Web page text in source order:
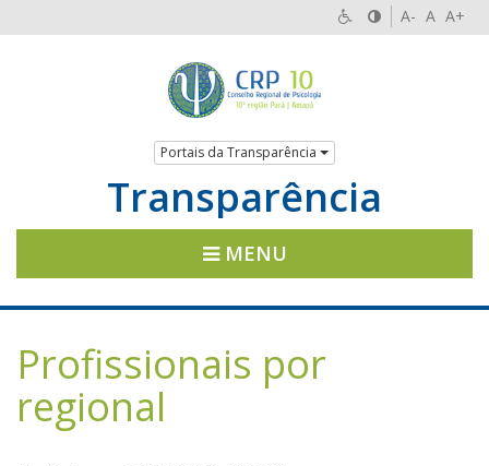
A- A A+
Portais da Transparência
Transparência
MENU
Profissionais por
regional